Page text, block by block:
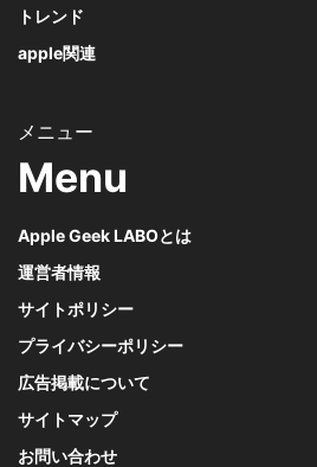
トレンド
apple関連
Menu
Apple Geek LABOとは
運営者情報
サイトポリシー
プライバシーポリシー
広告掲載について
サイトマップ
お問い合わせ